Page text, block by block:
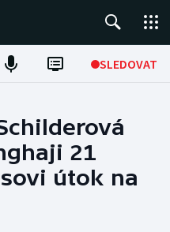
SLEDOVAT
21
útok na